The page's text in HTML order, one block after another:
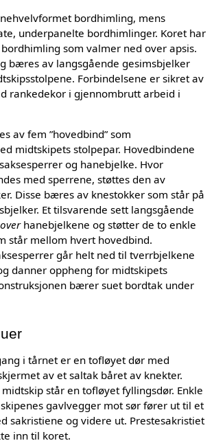
bordhimling, mens
underpanelte bordhimlinger. Koret har
som valmer ned over apsis.
bæres av langsgående gesimsbjelker
Forbindelsene er sikret av
rankedekor i gjennombrutt arbeid i
av fem ”hovedbind” som
midtskipets stolpepar. Hovedbindene
og hanebjelke. Hvor
med sperrene, støttes den av
Disse bæres av knestokker som står på
Et tilsvarende sett langsgående
overhanebjelkene og støtter de to enkle
står mellom hvert hovedbind.
går helt ned til tverrbjelkene
danner oppheng for midtskipets
bærer suet bordtak under
i tårnet er en tofløyet dør med
av et saltak båret av knekter.
står en tofløyet fyllingsdør. Enkle
gavlvegger mot sør fører ut til et
sakristiene og videre ut. Prestesakristiet
inn til koret.